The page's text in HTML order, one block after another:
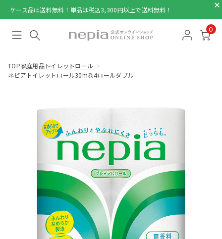
ケース品は送料無料！単品は税込3,300円以上で送料無料！
0
TOP家庭用品トイレットロール
ネピアトイレットロール30m巻4ロールダブル